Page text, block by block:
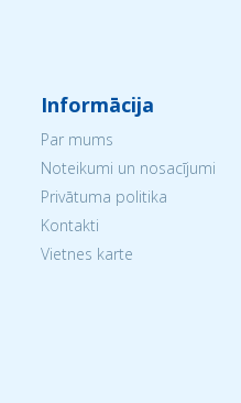
Informācija
Par mums
Noteikumi un nosacījumi
Privātuma politika
Kontakti
Vietnes karte